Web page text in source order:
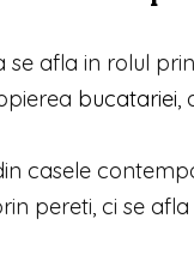
se afla in rolul
bucatariei,
casele
pereti, ci se